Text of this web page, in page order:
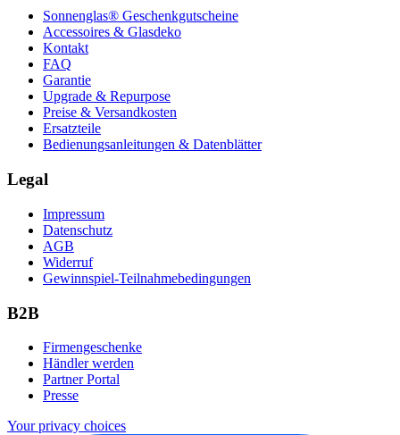
Sonnenglas® Geschenkgutscheine
Accessoires & Glasdeko
Kontakt
FAQ
Garantie
Upgrade & Repurpose
Preise & Versandkosten
Ersatzteile
Bedienungsanleitungen & Datenblätter
Legal
Impressum
Datenschutz
AGB
Widerruf
Gewinnspiel-Teilnahmebedingungen
B2B
Firmengeschenke
Händler werden
Partner Portal
Presse
Your privacy choices